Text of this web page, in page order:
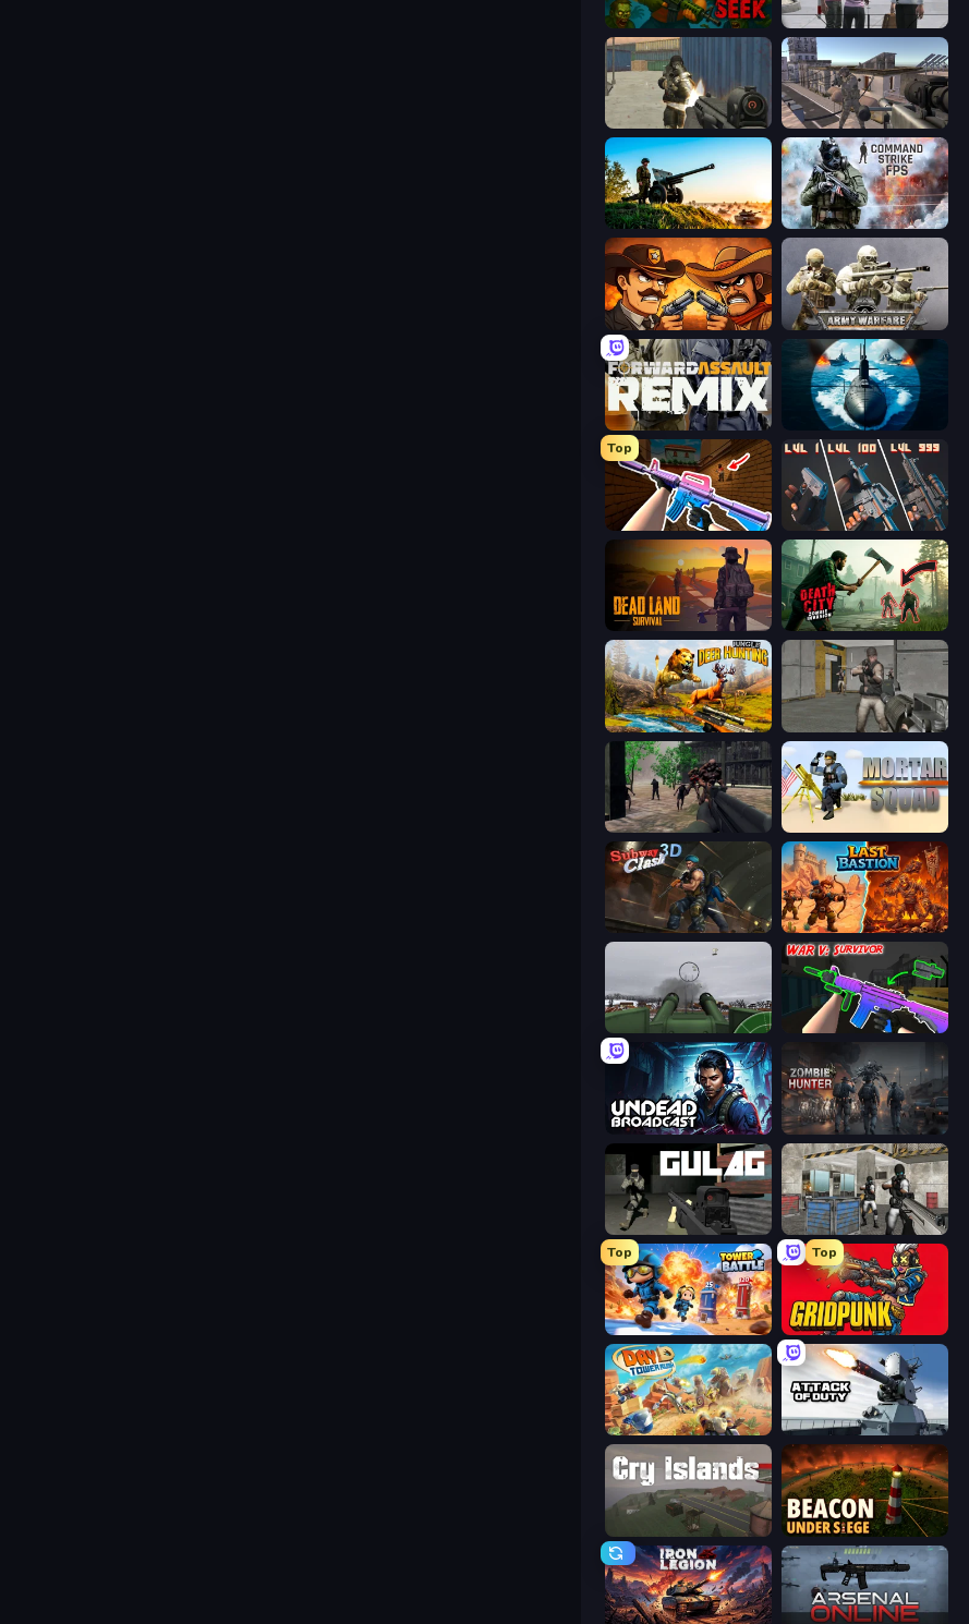
Dead Seek
Masked Forces Mad Boss
Artillery Vs Tanks Command Strike FPS
Shoot First Fast: Gun Duel Army Warfare
Forward Assault Remix Ships Battlefield 3D
Top
KS Z The Range 3D
Dead Land: Survival Death City Zombie Invasion
Jungle Deer Hunting Warfare Area
Sudden Attack Mortar Squad
Subway Clash Remastered Last Bastion
Flakmeister War V: Survivor
Undead Broadcast Zombie Hunter
Gulag Bullet Fury 2
Top
Tower Battle
Top
Day D Tower Rush Attack of Duty
Beacon Under Siege